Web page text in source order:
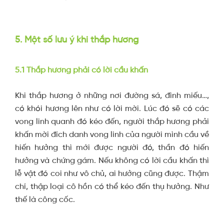
5. Một số lưu ý khi thắp hương
5.1 Thắp hương phải có lời cầu khấn
Khi thắp hương ở những nơi đường sá, đình miếu…,
có khói hương lên như có lời mời. Lúc đó sẽ có các
vong linh quanh đó kéo đến, người thắp hương phải
khấn mời đích danh vong linh của người mình cầu về
hiến hưởng thì mới được người đó, thần đó hiến
hưởng và chứng gám. Nếu không có lời cầu khấn thì
lễ vật đó coi như vô chủ, ai hưởng cũng được. Thậm
chí, thập loại cô hồn có thể kéo đến thụ hưởng. Như
thế là công cốc.